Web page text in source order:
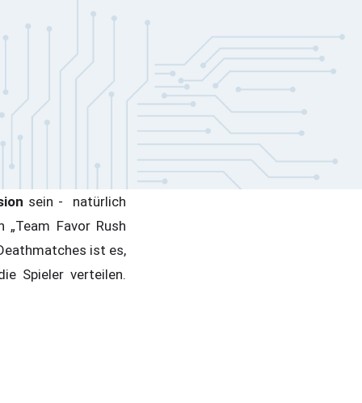
sein - natürlich
Favor Rush
ist es,
Spieler verteilen.